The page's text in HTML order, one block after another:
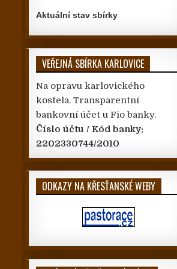
Aktuální stav sbírky
VEŘEJNÁ SBÍRKA KARLOVICE
Na opravu karlovického
kostela. Transparentní
bankovní účet u Fio banky.
Číslo účtu / Kód banky:
2202330744/2010
ODKAZY NA KŘESŤANSKÉ WEBY